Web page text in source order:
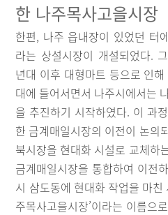
한 나주목사고을시장
한편, 나주 읍내장이 있었던 터
라는 상설시장이 개설되었다.
년대 이후 대형마트 등으로 인
대에 들어서면서 나주시에서는
을 추진하기 시작하였다. 이 과
한 금계매일시장의 이전이 논의
북시장을 현대화 시설로 교체하
금계매일시장을 통합하여 이전
시 삼도동에 현대화 작업을 마
주목사고을시장’이라는 이름으